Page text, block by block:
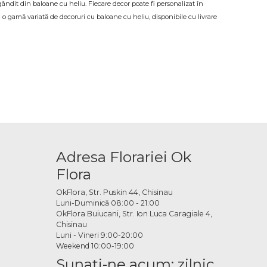
din baloane cu heliu. Fiecare decor poate fi personalizat în
gamă variată de decoruri cu baloane cu heliu, disponibile cu livrare
disponibile
variante din latex, folie, cromate, pastelate și imprimate, în
online
specifici data, locația și adresa de livrare și plasezi comanda. Dacă
de pregătire și livrare la timp, astfel încât spațiul tău să fie gata de
Adresa Florariei Ok
Flora
OkFlora, Str. Puskin 44, Chisinau
Luni-Duminică 08:00 - 21:00
OkFlora Buiucani, Str. Ion Luca Caragiale 4,
Chisinau
Luni - Vineri 9:00-20:00
Weekend 10:00-19:00